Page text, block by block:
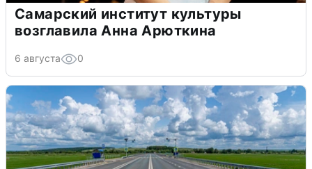
Самарский институт культуры
возглавила Анна Арюткина
6 августа 0